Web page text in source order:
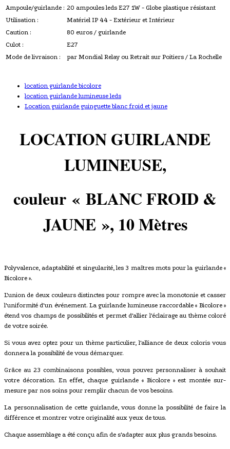
Ampoule/guirlande : 20 ampoules leds E27 1W - Globe plastique résistant
Utilisation :
Matériel IP 44 - Extérieur et Intérieur
Caution :
80 euros / guirlande
Culot :
E27
Mode de livraison :
par Mondial Relay ou Retrait sur Poitiers / La Rochelle
location guirlande bicolore
location guirlande lumineuse leds
Location guirlande guinguette blanc froid et jaune
LOCATION GUIRLANDE
LUMINEUSE,
couleur « BLANC FROID &
JAUNE », 10 Mètres
Polyvalence, adaptabilité et singularité, les 3 maîtres mots pour la guirlande «
Bicolore ».
L'union de deux couleurs distinctes pour rompre avec la monotonie et casser
l'uniformité d'un événement. La guirlande lumineuse raccordable « Bicolore »
étend vos champs de possibilités et permet d'allier l'éclairage au thème coloré
de votre soirée.
Si vous avez optez pour un thème particulier, l'alliance de deux coloris vous
donnera la possibilité de vous démarquer.
Grâce au 23 combinaisons possibles, vous pouvez personnaliser à souhait
votre décoration. En effet, chaque guirlande « Bicolore » est montée sur-
mesure par nos soins pour remplir chacun de vos besoins.
La personnalisation de cette guirlande, vous donne la possibilité de faire la
différence et montrer votre originalité aux yeux de tous.
Chaque assemblage a été conçu afin de s'adapter aux plus grands besoins.